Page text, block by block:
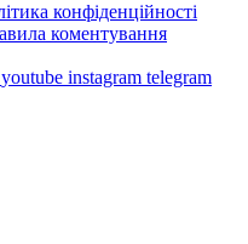
конфіденційності
коментування
youtube instagram telegram